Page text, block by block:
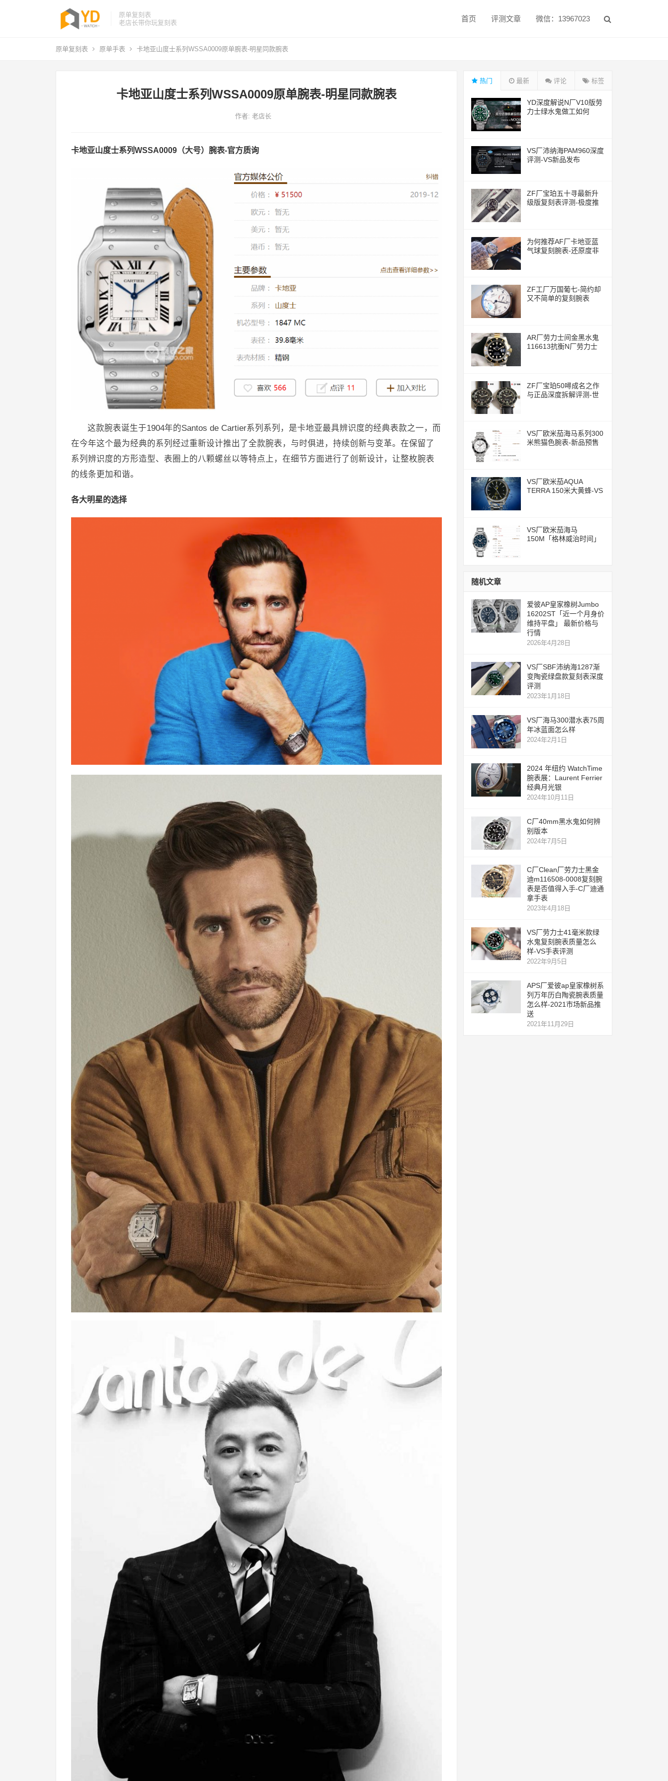
原单复刻表
老店长带你玩复刻表
首页 评测文章 微信：13967023
原单复刻表 原单手表 卡地亚山度士系列WSSA0009原单腕表-明星同款腕表
卡地亚山度士系列WSSA0009原单腕表-明星同款腕表
作者: 老店长
卡地亚山度士系列WSSA0009（大号）腕表-官方质询
这款腕表诞生于1904年的Santos de Cartier系列系列，是卡地亚最具辨识度的经典表款之一，而
在今年这个最为经典的系列经过重新设计推出了全款腕表，与时俱进，持续创新与变革。在保留了
系列辨识度的方形造型、表圈上的八颗螺丝以等特点上，在细节方面进行了创新设计，让整枚腕表
的线条更加和谐。
各大明星的选择
热门 最新 评论 标签
YD深度解说N厂V10版劳
力士绿水鬼做工如何
VS厂沛纳海PAM960深度
评测-VS新品发布
ZF厂宝珀五十寻最新升
级版复刻表评测-极度推
为何推荐AF厂卡地亚蓝
气球复刻腕表-还原度非
ZF工厂万国葡七-简约却
又不简单的复刻腕表
AR厂劳力士间金黑水鬼
116613抗衡N厂劳力士
ZF厂宝珀50噚成名之作
与正品深度拆解评测-世
VS厂欧米茄海马系列300
米熊猫色腕表-新品预售
VS厂欧米茄AQUA
TERRA 150米大黄蜂-VS
VS厂欧米茄海马
150M「格林威治时间」
随机文章
爱彼AP皇家橡树Jumbo
16202ST「近一个月身价
维持平盘」 最新价格与
行情
2026年4月28日
VS厂SBF沛纳海1287渐
变陶瓷绿盘款复刻表深度
评测
2023年1月18日
VS厂海马300潜水表75周
年冰蓝面怎么样
2024年2月1日
2024 年纽约 WatchTime
腕表展：Laurent Ferrier
经典月光银
2024年10月11日
C厂40mm黑水鬼如何辨
别版本
2024年7月5日
C厂Clean厂劳力士黑金
迪m116508-0008复刻腕
表是否值得入手-C厂迪通
拿手表
2023年4月18日
VS厂劳力士41毫米款绿
水鬼复刻腕表质量怎么
样-VS手表评测
2022年9月5日
APS厂爱彼ap皇家橡树系
列万年历白陶瓷腕表质量
怎么样-2021市场新品推
送
2021年11月29日